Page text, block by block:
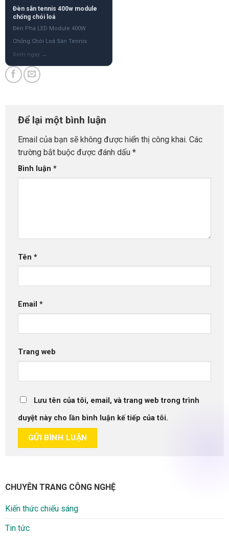
Đèn sân tennis 400w module
chống chói loá
Đèn Pha LED Module 400W
Chống Chói Loá Sân Tennis
Để lại một bình luận
Email của bạn sẽ không được hiển thị công khai. Các
trường bắt buộc được đánh dấu *
Bình luận *
Tên *
Email *
Trang web
Lưu tên của tôi, email, và trang web trong trình
duyệt này cho lần bình luận kế tiếp của tôi.
CHUYÊN TRANG CÔNG NGHỆ
Kiến thức chiếu sáng
Tin tức